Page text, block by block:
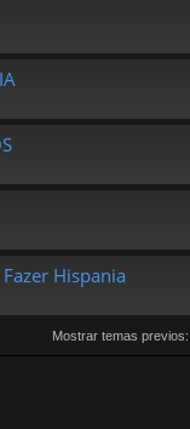
Hispania
Mostrar temas previos: